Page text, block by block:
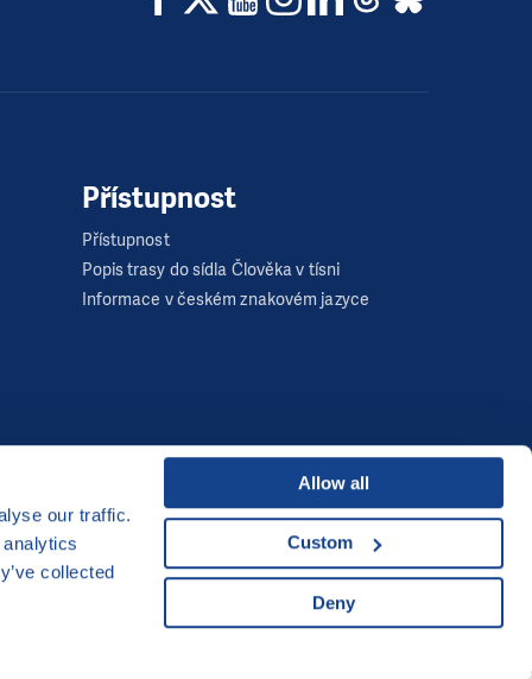
our traffic.
collected
Allow all
Custom
Deny
Přístupnost
Přístupnost
Popis trasy do sídla Člověka v tísni
Informace v českém znakovém jazyce
Developed by
UI & UX
Michal KruškaaMichal Brtníček
Vizuální identita